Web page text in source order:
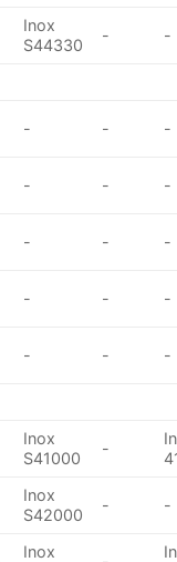
Inox
S44330
- -
- - -
- - -
- - -
- - -
- - -
Inox
S41000
-
Inox
S42000
- -
Inox